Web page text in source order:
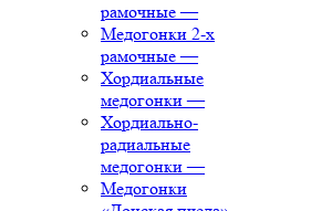
рамочные —
Медогонки 2-х
рамочные —
Хордиальные
медогонки —
Хордиально-
радиальные
медогонки —
Медогонки